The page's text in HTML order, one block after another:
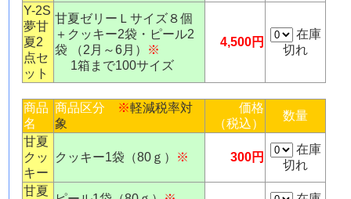
Y-2S
夢甘
夏2
点セ
ット
甘夏ゼリーＬサイズ８個
＋クッキー2袋・ピール2
袋 （2月～6月）
※
1箱まで100サイズ
4,500円
在庫
切れ
商品
名
商品区分 ※軽減税率対
象
価格
（税込）
数量
甘夏
クッ
キー
クッキー1袋（80ｇ） ※ 300円
在庫
切れ
甘夏